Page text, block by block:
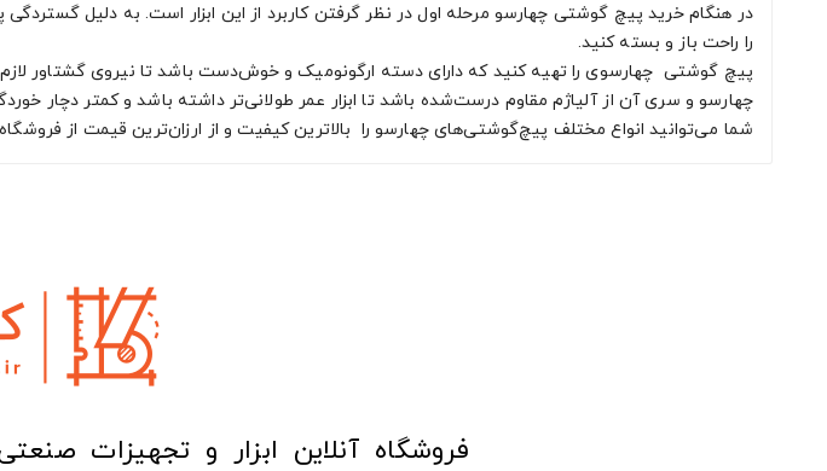
در هنگام خرید پیچ‌ گوشتی چهارسو مرحله اول در نظر گرفتن کاربرد از این ابزار است. به دلیل
را راحت باز و بسته کنید.
پیچ‌ گوشتی چهارسوی را تهیه کنید که دارای دسته ارگونومیک و خوش‌دست باشد تا نیروی گشتاور لازم
چهارسو و سری آن از آلیاژم مقاوم درست‌شده باشد تا ابزار عمر طولانی‌تر داشته باشد و کمتر دچار
شما می‌توانید انواع مختلف پیچ‌گوشتی‌های چهارسو را بالاترین کیفیت و از ارزان‌ترین قیمت از فروشگاه